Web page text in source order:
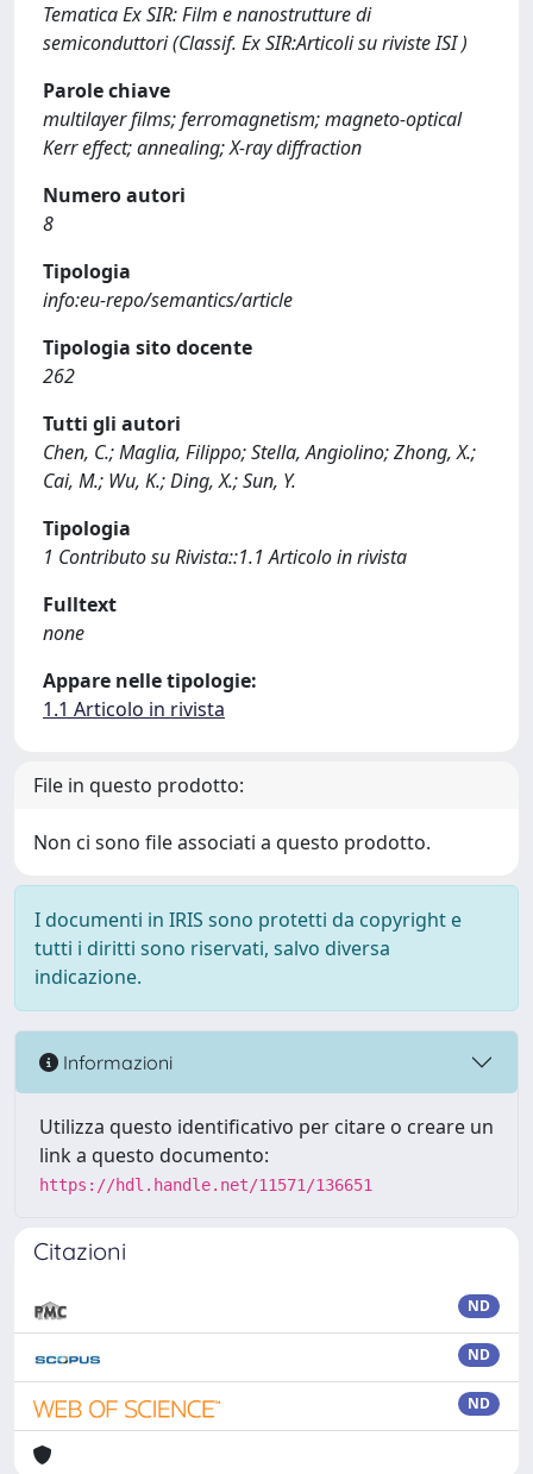
Tematica Ex SIR: Film e nanostrutture di
semiconduttori (Classif. Ex SIR:Articoli su riviste ISI )
Parole chiave
multilayer films; ferromagnetism; magneto-optical
Kerr effect; annealing; X-ray diffraction
Numero autori
8
Tipologia
info:eu-repo/semantics/article
Tipologia sito docente
262
Tutti gli autori
Chen, C.; Maglia, Filippo; Stella, Angiolino; Zhong, X.;
Cai, M.; Wu, K.; Ding, X.; Sun, Y.
Tipologia
1 Contributo su Rivista::1.1 Articolo in rivista
Fulltext
none
Appare nelle tipologie:
1.1 Articolo in rivista
File in questo prodotto:
Non ci sono file associati a questo prodotto.
I documenti in IRIS sono protetti da copyright e
tutti i diritti sono riservati, salvo diversa
indicazione.
Informazioni
Utilizza questo identificativo per citare o creare un
link a questo documento:
https://hdl.handle.net/11571/136651
Citazioni
ND
ND
ND